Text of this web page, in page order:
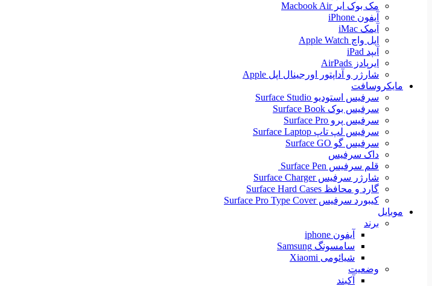
مک بوک ایر Macbook Air
آیفون iPhone
آیمک iMac
اپل واچ Apple Watch
آیپد iPad
ایرپادز AirPads
شارژر و آداپتور اورجینال اپل Apple
مایکروسافت
سرفیس استودیو Surface Studio
سرفیس بوک Surface Book
سرفیس پرو Surface Pro
سرفیس لپ تاپ Surface Laptop
سرفیس گو Surface GO
داک سرفیس
قلم سرفیس Surface Pen
شارژر سرفیس Surface Charger
گارد و محافظ Surface Hard Cases
کیبورد سرفیس Surface Pro Type Cover
موبایل
برند
آیفون iphone
سامسونگ Samsung
شیائومی Xiaomi
وضعیت
آکبند